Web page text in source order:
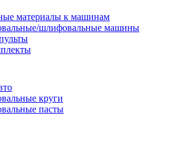
материалы к машинам
шлифовальные машины
круги
пасты